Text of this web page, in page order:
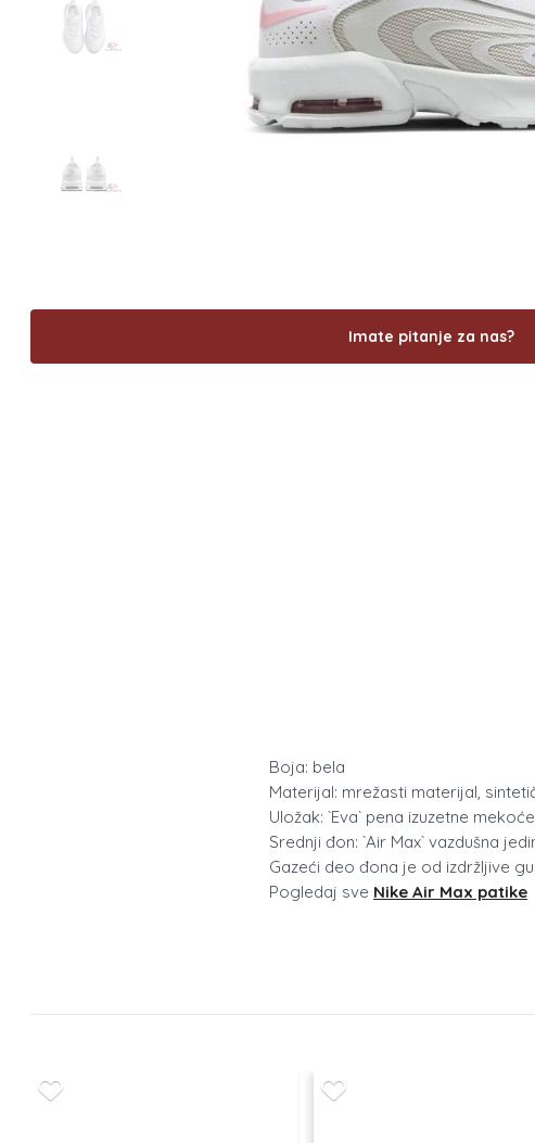
Imate pitanje za nas?
Boja: bela
Materijal: mrežasti materijal,
Uložak: `Eva` pena izuzetne mekoće
Srednji đon: `Air Max` vazdušna
Gazeći deo đona je od izdržljive
Pogledaj sve Nike Air Max patike